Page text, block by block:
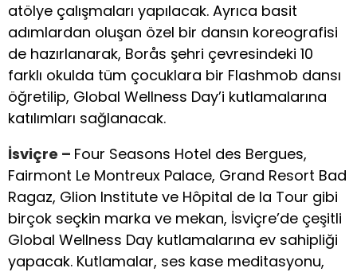
atölye çalışmaları yapılacak. Ayrıca basit
adımlardan oluşan özel bir dansın koreografisi
de hazırlanarak, Borås şehri çevresindeki 10
farklı okulda tüm çocuklara bir Flashmob dansı
öğretilip, Global Wellness Day’i kutlamalarına
katılımları sağlanacak.
İsviçre – Four Seasons Hotel des Bergues,
Fairmont Le Montreux Palace, Grand Resort Bad
Ragaz, Glion Institute ve Hôpital de la Tour gibi
birçok seçkin marka ve mekan, İsviçre’de çeşitli
Global Wellness Day kutlamalarına ev sahipliği
yapacak. Kutlamalar, ses kase meditasyonu,